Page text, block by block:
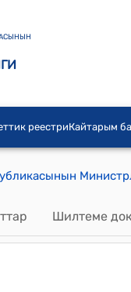
реестриКайтарым
Шилтеме